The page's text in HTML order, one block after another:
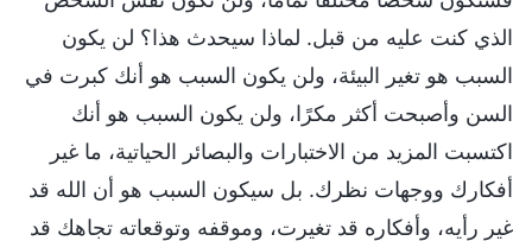
الذي كنت عليه من قبل. لماذا سيحدث هذا؟ لن يكون
السبب هو تغير البيئة، ولن يكون السبب هو أنك كبرت في
السن وأصبحت أكثر مكرًا، ولن يكون السبب هو أنك
اكتسبت المزيد من الاختبارات والبصائر الحياتية، ما غير
أفكارك ووجهات نظرك. بل سيكون السبب هو أن الله قد
غير رأيه، وأفكاره قد تغيرت، وموقفه وتوقعاته تجاهك قد